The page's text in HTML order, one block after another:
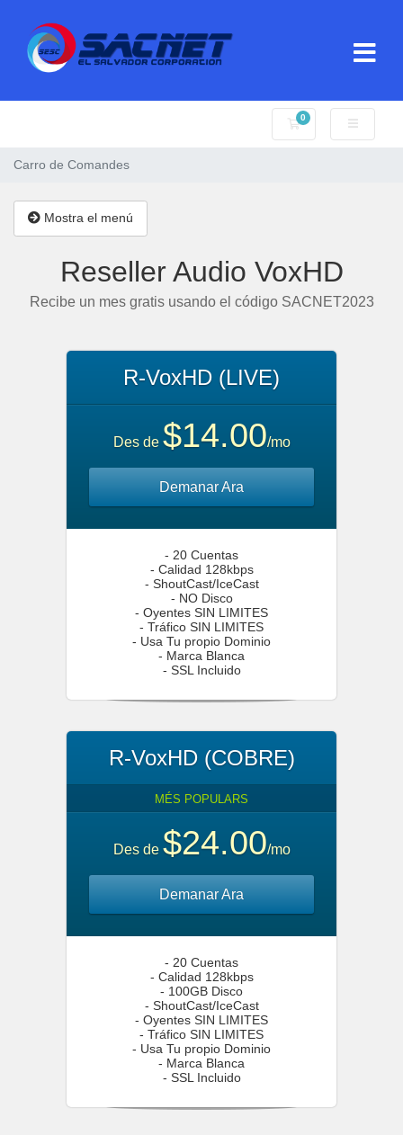
0
Carro de Comandes
Carro de Comandes
Mostra el menú
Reseller Audio VoxHD
Recibe un mes gratis usando el código SACNET2023
R-VoxHD (LIVE)
Des de $14.00/mo
Demanar Ara
- 20 Cuentas
- Calidad 128kbps
- ShoutCast/IceCast
- NO Disco
- Oyentes SIN LIMITES
- Tráfico SIN LIMITES
- Usa Tu propio Dominio
- Marca Blanca
- SSL Incluido
R-VoxHD (COBRE)
MÉS POPULARS
Des de $24.00/mo
Demanar Ara
- 20 Cuentas
- Calidad 128kbps
- 100GB Disco
- ShoutCast/IceCast
- Oyentes SIN LIMITES
- Tráfico SIN LIMITES
- Usa Tu propio Dominio
- Marca Blanca
- SSL Incluido